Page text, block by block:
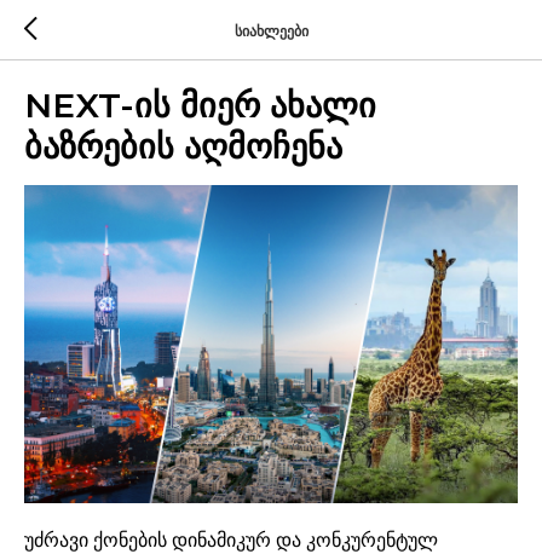
სიახლეები
NEXT-ის მიერ ახალი
ბაზრების აღმოჩენა
უძრავი ქონების დინამიკურ და კონკურენტულ